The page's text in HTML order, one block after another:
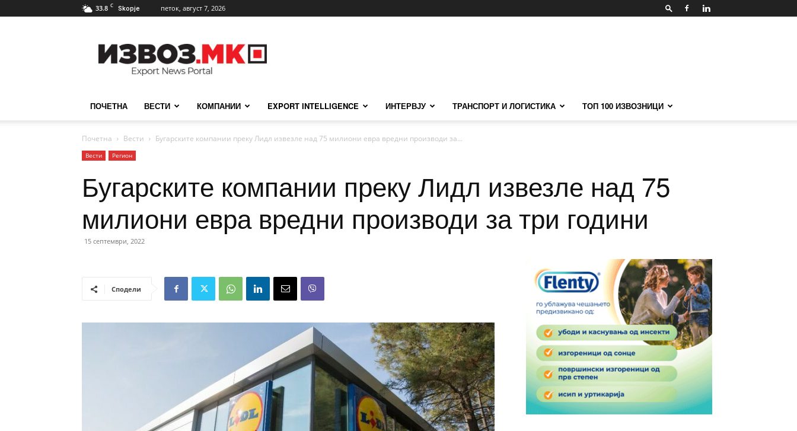
33.8 C Skopje петок, август 7, 2026
ПОЧЕТНА ВЕСТИ КОМПАНИИ EXPORT INTELLIGENCE ИНТЕРВЈУ ТРАНСПОРТ И ЛОГИСТИКА ТОП 100 ИЗВОЗНИЦИ
Почетна Вести Бугарските компании преку Лидл извезле над 75 милиони евра вредни производи за...
Вести Регион
Бугарските компании преку Лидл извезле над 75
милиони евра вредни производи за три години
15 септември, 2022
Сподели